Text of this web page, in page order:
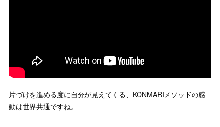
片づけを進める度に自分が見えてくる、KONMARIメソッドの感
動は世界共通ですね。